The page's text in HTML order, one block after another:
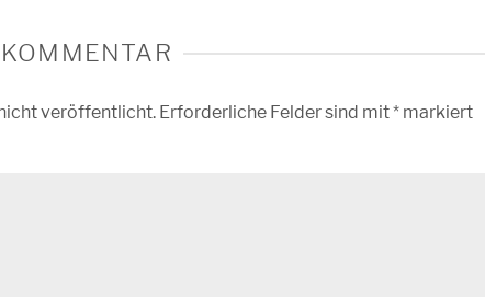
veröffentlicht. Erforderliche Felder sind mit* markiert